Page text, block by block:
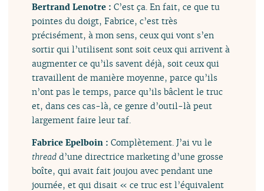
Bertrand Lenotre :C’est ça. En fait, ce que tu
pointes du doigt, Fabrice, c’est très
précisément, à mon sens, ceux qui vont s’en
sortir qui l’utilisent sont soit ceux qui arrivent à
augmenter ce qu’ils savent déjà, soit ceux qui
travaillent de manière moyenne, parce qu’ils
n’ont pas le temps, parce qu’ils bâclent le truc
et, dans ces cas-là, ce genre d’outil-là peut
largement faire leur taf.
Fabrice Epelboin :Complètement. J’ai vu le
thread d’une directrice marketing d’une grosse
boîte, qui avait fait joujou avec pendant une
journée, et qui disait « ce truc est l’équivalent